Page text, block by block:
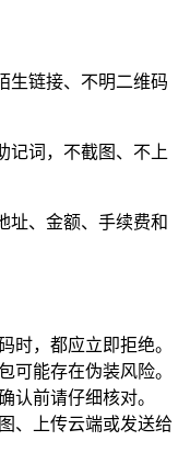
生链接、不明二维码
记词，不截图、不上
址、金额、手续费和
时，都应立即拒绝。
可能存在伪装风险。
认前请仔细核对。
、上传云端或发送给